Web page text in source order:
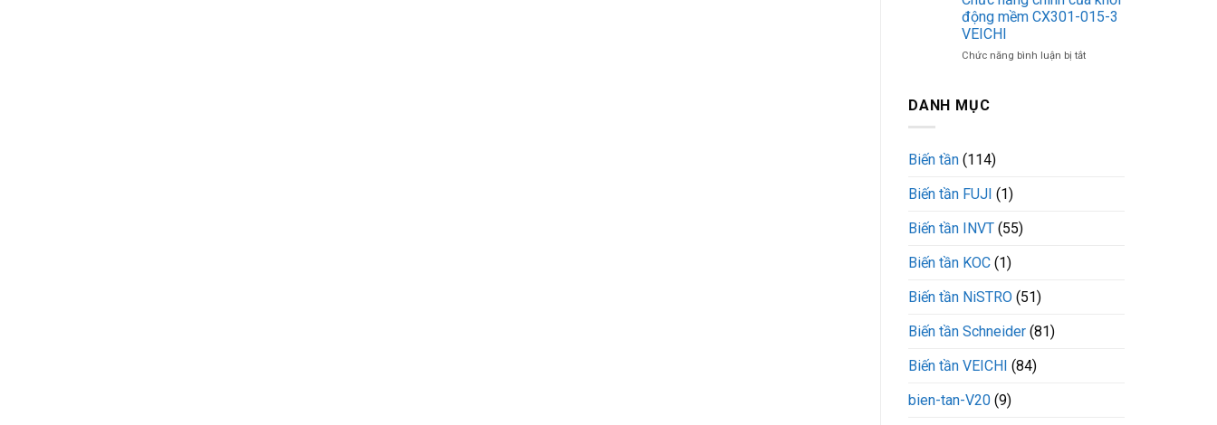
thay
thế
tần
có
cấu
tiếp
động mềm CX301-015-3
VEICHI
Chức năng bình luận bị tắtở
DANH MỤC
Biến tần (114)
Biến tần FUJI (1)
Biến tần INVT (55)
Biến tần KOC (1)
Biến tần NiSTRO (51)
Biến tần Schneider (81)
Biến tần VEICHI (84)
bien-tan-V20 (9)